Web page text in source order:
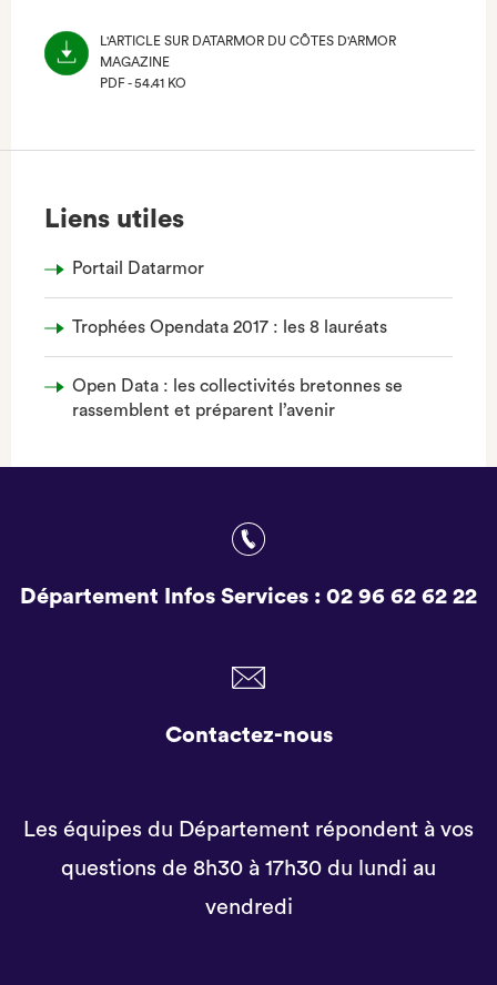
L'ARTICLE SUR DATARMOR DU CÔTES D'ARMOR
MAGAZINE
PDF - 54.41 KO
Liens utiles
Portail Datarmor
Trophées Opendata 2017 : les 8 lauréats
Open Data : les collectivités bretonnes se
rassemblent et préparent l’avenir
Département Infos Services : 02 96 62 62 22
Contactez-nous
Les équipes du Département répondent à vos
questions de 8h30 à 17h30 du lundi au
vendredi